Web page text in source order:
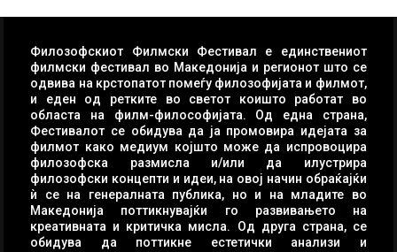
Филозофскиот Филмски Фестивал е единствениот
филмски фестивал во Македонија и регионот што се
одвива на крстопатот помеѓу филозофијата и филмот,
и еден од ретките во светот коишто работат во
областа на филм-философијата. Од една страна,
Фестивалот се обидува да ја промовира идејата за
филмот како медиум којшто може да испровоцира
филозофска размисла и/или да илустрира
филозофски концепти и идеи, на овој начин обраќајќи
ѝ се на генералната публика, но и на младите во
Македонија поттикнувајќи го развивањето на
креативната и критичка мисла. Од друга страна, се
обидува да поттикне естетички анализи и